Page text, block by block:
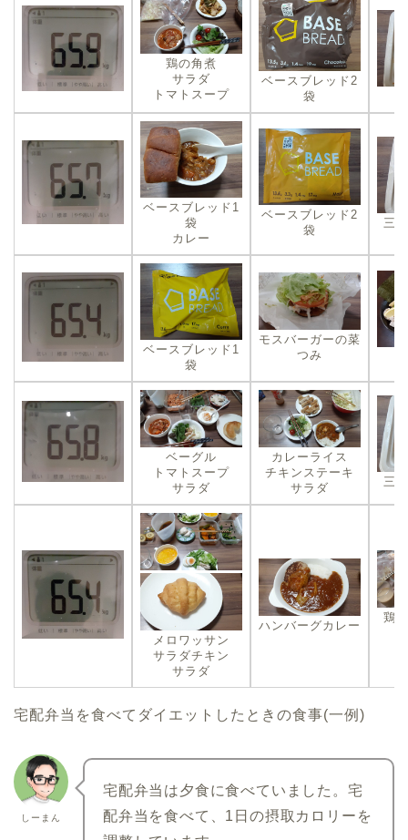
鶏の角煮
サラダ
トマトスープ
ベースブレッド2
袋
ベースブレッド1
袋
カレー
ベースブレッド2
袋
三
ベースブレッド1
袋
モスバーガーの菜
つみ
ベーグル
トマトスープ
サラダ
カレーライス
チキンステーキ
サラダ
三
メロワッサン
サラダチキン
サラダ
ハンバーグカレー
鶏
宅配弁当を食べてダイエットしたときの食事(一例)
しーまん
宅配弁当は夕食に食べていました。宅
配弁当を食べて、1日の摂取カロリーを